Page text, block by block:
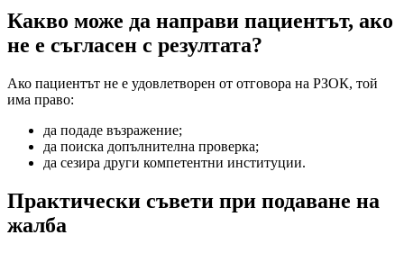
Какво може да направи пациентът, ако
не е съгласен с резултата?
Ако пациентът не е удовлетворен от отговора на РЗОК, той
има право:
да подаде възражение;
да поиска допълнителна проверка;
да сезира други компетентни институции.
Практически съвети при подаване на
жалба